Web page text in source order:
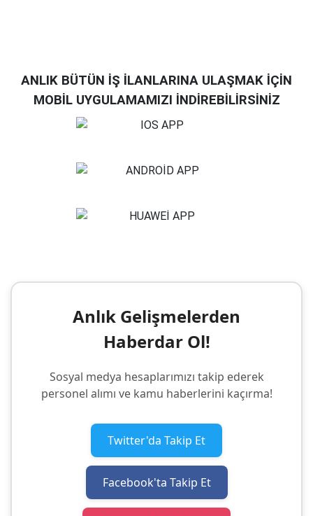
ANLIK BÜTÜN İŞ İLANLARINA ULAŞMAK İÇİN
MOBİL UYGULAMAMIZI İNDİREBİLİRSİNİZ
Anlık Gelişmelerden
Haberdar Ol!
Sosyal medya hesaplarımızı takip ederek
personel alımı ve kamu haberlerini kaçırma!
Twitter'da Takip Et
Facebook'ta Takip Et